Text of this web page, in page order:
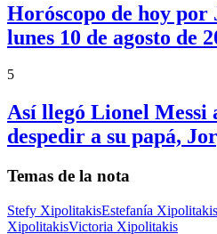
Horóscopo de hoy
lunes 10 de agosto de
5
Así llegó Lionel Messi
despedir a su papá,
Temas de la nota
Stefy XipolitakisEstefanía Xipolitakis
XipolitakisVictoria Xipolitakis